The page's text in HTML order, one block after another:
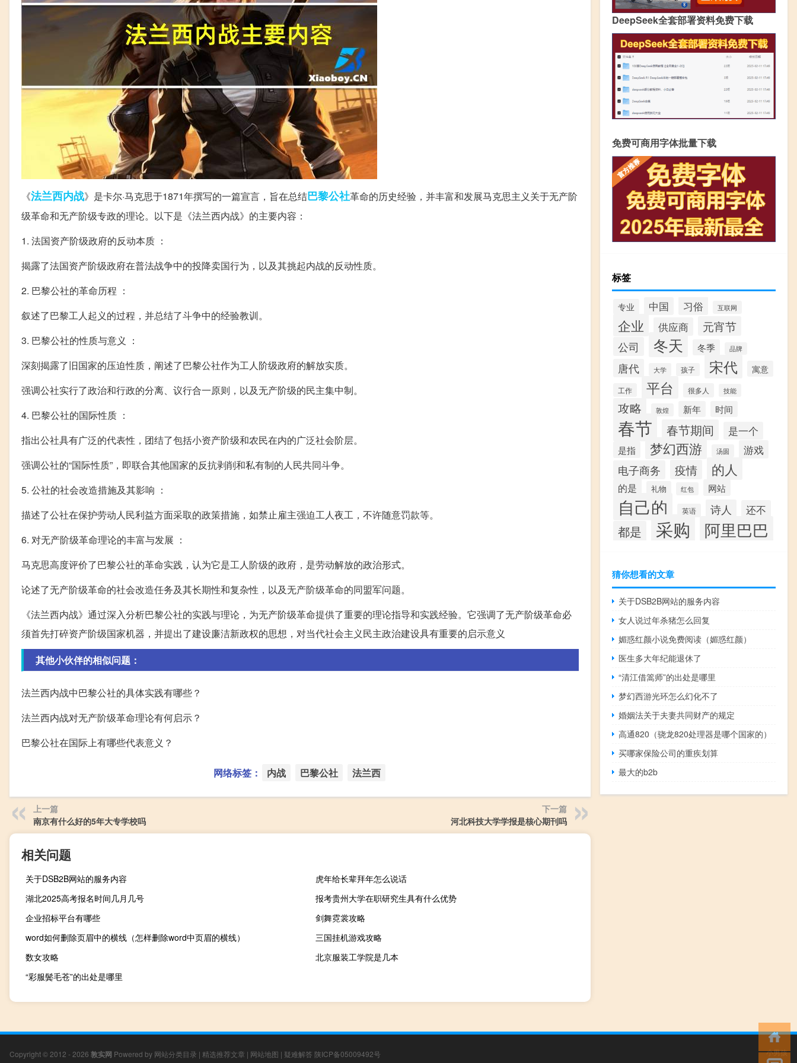
《法兰西内战》是卡尔·马克思于1871年撰写的一篇宣言，旨在总结巴黎公社革命的历史经验，并丰富和发展马克思主义关于无产阶
级革命和无产阶级专政的理论。以下是《法兰西内战》的主要内容：
1. 法国资产阶级政府的反动本质 ：
揭露了法国资产阶级政府在普法战争中的投降卖国行为，以及其挑起内战的反动性质。
2. 巴黎公社的革命历程 ：
叙述了巴黎工人起义的过程，并总结了斗争中的经验教训。
3. 巴黎公社的性质与意义 ：
深刻揭露了旧国家的压迫性质，阐述了巴黎公社作为工人阶级政府的解放实质。
强调公社实行了政治和行政的分离、议行合一原则，以及无产阶级的民主集中制。
4. 巴黎公社的国际性质 ：
指出公社具有广泛的代表性，团结了包括小资产阶级和农民在内的广泛社会阶层。
强调公社的“国际性质”，即联合其他国家的反抗剥削和私有制的人民共同斗争。
5. 公社的社会改造措施及其影响 ：
描述了公社在保护劳动人民利益方面采取的政策措施，如禁止雇主强迫工人夜工，不许随意罚款等。
6. 对无产阶级革命理论的丰富与发展 ：
马克思高度评价了巴黎公社的革命实践，认为它是工人阶级的政府，是劳动解放的政治形式。
论述了无产阶级革命的社会改造任务及其长期性和复杂性，以及无产阶级革命的同盟军问题。
《法兰西内战》通过深入分析巴黎公社的实践与理论，为无产阶级革命提供了重要的理论指导和实践经验。它强调了无产阶级革命必
须首先打碎资产阶级国家机器，并提出了建设廉洁新政权的思想，对当代社会主义民主政治建设具有重要的启示意义
其他小伙伴的相似问题：
法兰西内战中巴黎公社的具体实践有哪些？
法兰西内战对无产阶级革命理论有何启示？
巴黎公社在国际上有哪些代表意义？
网络标签： 内战 巴黎公社 法兰西
上一篇
南京有什么好的5年大专学校吗
下一篇
河北科技大学学报是核心期刊吗
相关问题
关于DSB2B网站的服务内容
虎年给长辈拜年怎么说话
湖北2025高考报名时间几月几号
报考贵州大学在职研究生具有什么优势
企业招标平台有哪些
剑舞霓裳攻略
word如何删除页眉中的横线（怎样删除word中页眉的横线）
三国挂机游戏攻略
数女攻略
北京服装工学院是几本
“彩服鬓毛苍”的出处是哪里
DeepSeek全套部署资料免费下载
免费可商用字体批量下载
标签
专业 中国 习俗 互联网
企业 供应商 元宵节
公司 冬天 冬季 品牌
唐代 大学 孩子 宋代 寓意
工作 平台 很多人 技能
攻略 敦煌 新年 时间
春节 春节期间 是一个
是指 梦幻西游 汤圆 游戏
电子商务 疫情 的人
的是 礼物 红包 网站
自己的 英语 诗人 还不
都是 采购 阿里巴巴
猜你想看的文章
关于DSB2B网站的服务内容
女人说过年杀猪怎么回复
媚惑红颜小说免费阅读（媚惑红颜）
医生多大年纪能退休了
“清江借篙师”的出处是哪里
梦幻西游光环怎么幻化不了
婚姻法关于夫妻共同财产的规定
高通820（骁龙820处理器是哪个国家的）
买哪家保险公司的重疾划算
最大的b2b
Copyright © 2012 - 2026 敦实网 Powered by 网站分类目录 | 精选推荐文章 | 网站地图 | 疑难解答 陕ICP备05009492号
小男孩